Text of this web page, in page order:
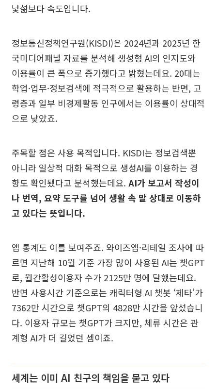
낯섦보다 속도입니다.
정보통신정책연구원(KISDI)은 2024년과 2025년 한
국미디어패널 자료를 분석해 생성형 AI의 인지도와
이용률이 큰 폭으로 증가했다고 밝혔는데요. 20대는
학업·업무·정보검색에 적극적으로 활용하는 반면, 고
령층과 일부 비경제활동 인구에서는 이용률이 상대적
으로 낮았죠.
주목할 점은 사용 목적입니다. KISDI는 정보검색뿐
아니라 일상적 대화 목적으로 생성AI를 이용하는 경
향도 확인됐다고 분석했는데요. AI가 보고서 작성이
나 번역, 요약 도구를 넘어 생활 속 말 상대로 이동하
고 있다는 뜻입니다.
앱 통계도 이를 보여주죠. 와이즈앱·리테일 조사에 따
르면 지난해 10월 기준 가장 많이 사용된 AI는 챗GPT
로, 월간활성이용자 수가 2125만 명에 달했는데요.
반면 사용시간 기준으로는 캐릭터형 AI 챗봇 ‘제타’가
7362만 시간으로 챗GPT의 4828만 시간을 앞섰습니
다. 이용자 규모는 챗GPT가 크지만, 체류 시간은 관
계형 AI가 더 길었던 셈이죠.
세계는 이미 AI 친구의 책임을 묻고 있다